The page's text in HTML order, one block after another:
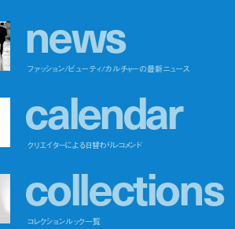
news
ファッション/ビューティ/カルチャーの最新ニュース
calendar
クリエイターによる日替わりレコメンド
collections
コレクションルック一覧